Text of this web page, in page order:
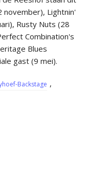
november), Lightnin'
Rusty Nuts (28
Combination's
Blues
gast (9 mei).
Backstage ,